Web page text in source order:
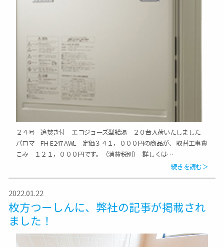
２４号 追焚き付 エコジョーズ型給湯 ２０台入荷いたしました
パロマ FH-E247 AWL 定価３４１，０００円の商品が、 取替工事費
こみ １２１，０００円です。（消費税別） 詳しくは…
続きを読む＞
2022.01.22
枚方つーしんに、弊社の記事が掲載され
ました！